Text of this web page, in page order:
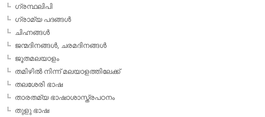
ഗ്രന്ഥലിപി
ഗ്രാമ്യ പദങ്ങള്‍
ചിഹ്നങ്ങള്‍
ജന്മദിനങ്ങള്‍, ചരമദിനങ്ങള്‍
ജൂതമലയാളം
തമിഴില്‍ നിന്ന് മലയാളത്തിലേക്ക്
തലശേരി ഭാഷ
താരതമ്യ ഭാഷാശാസ്ത്രപഠനം
തുളു ഭാഷ